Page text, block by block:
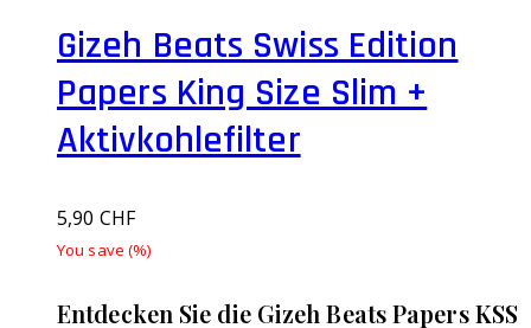
Gizeh Beats Swiss Edition
Papers King Size Slim +
Aktivkohlefilter
5,90 CHF
You save (%)
Entdecken Sie die Gizeh Beats Papers KSS